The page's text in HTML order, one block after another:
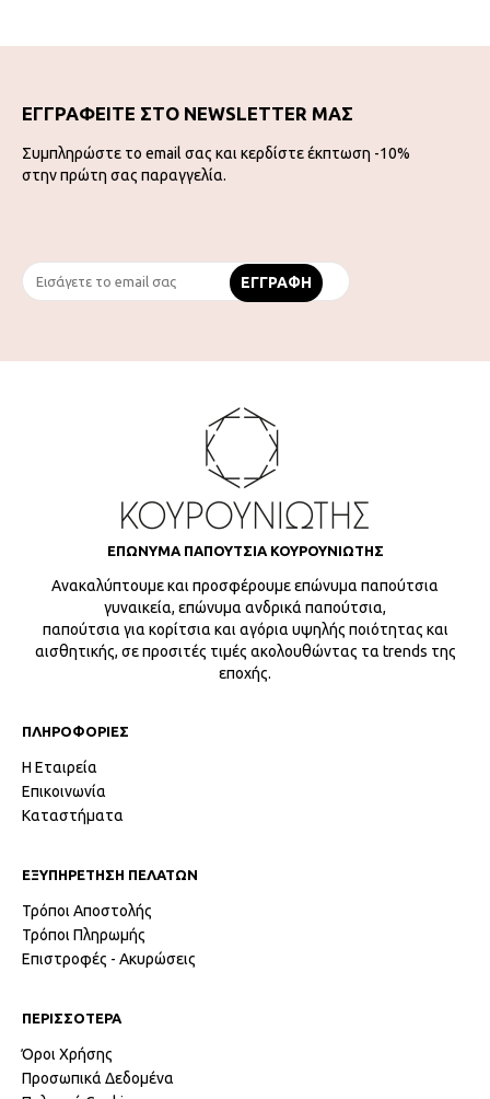
ΕΓΓΡΑΦΕΙΤΕ ΣΤΟ NEWSLETTER ΜΑΣ
Συμπληρώστε το email σας και κερδίστε έκπτωση -10%
στην πρώτη σας παραγγελία.
ΕΠΩΝΥΜΑ ΠΑΠΟΥΤΣΙΑ ΚΟΥΡΟΥΝΙΩΤΗΣ
Ανακαλύπτουμε και προσφέρουμε επώνυμα παπούτσια
γυναικεία, επώνυμα ανδρικά παπούτσια,
παπούτσια για κορίτσια και αγόρια υψηλής ποιότητας και
αισθητικής, σε προσιτές τιμές ακολουθώντας τα trends της
εποχής.
ΠΛΗΡΟΦΟΡΙΕΣ
Η Εταιρεία
Επικοινωνία
Καταστήματα
ΕΞΥΠΗΡΕΤΗΣΗ ΠΕΛΑΤΩΝ
Τρόποι Αποστολής
Τρόποι Πληρωμής
Επιστροφές - Ακυρώσεις
ΠΕΡΙΣΣΟΤΕΡΑ
Όροι Χρήσης
Προσωπικά Δεδομένα